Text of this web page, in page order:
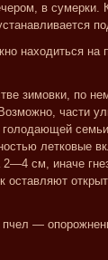
в
находиться
зимовки, по
части
летковые
2—4 см, иначе
оставляют
—